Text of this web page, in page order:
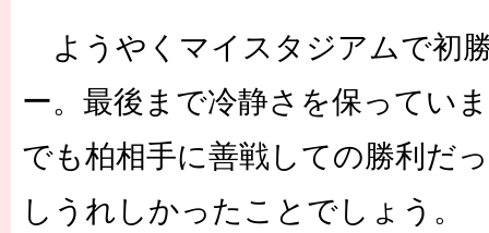
ようやくマイスタジアムで初
ー。最後まで冷静さを保ってい
でも柏相手に善戦しての勝利だ
しうれしかったことでしょう。